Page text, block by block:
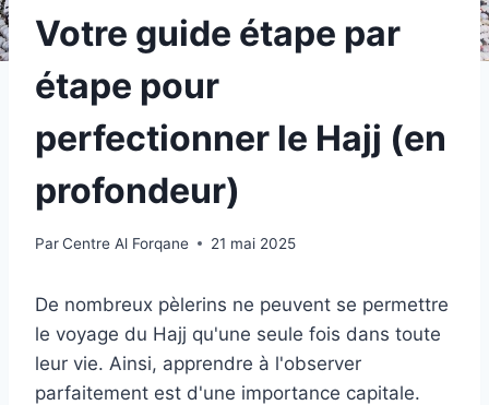
Votre guide étape par
étape pour
perfectionner le Hajj (en
profondeur)
ParCentre Al Forqane 21 mai 2025
De nombreux pèlerins ne peuvent se permettre
le voyage du Hajj qu'une seule fois dans toute
leur vie. Ainsi, apprendre à l'observer
parfaitement est d'une importance capitale.